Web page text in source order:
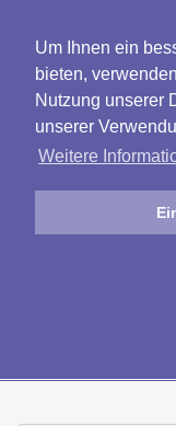
Um Ihnen ein
bieten,
Nutzung unserer
unserer
Weitere